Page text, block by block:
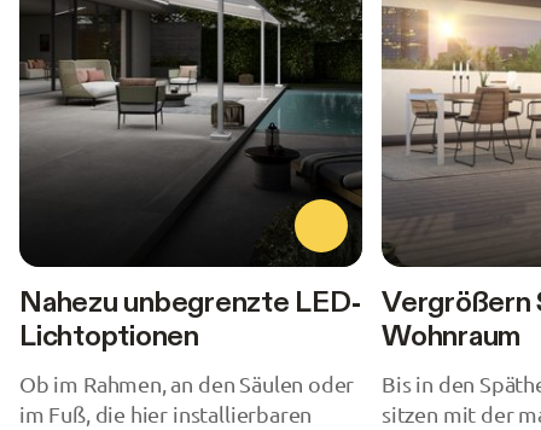
Nahezu unbegrenzte LED-
Lichtoptionen
Ob im Rahmen, an den Säulen oder
im Fuß, die hier installierbaren
Vergrößern
Wohnraum
Bis in den
sitzen mit der